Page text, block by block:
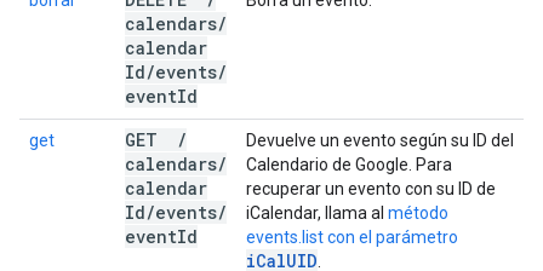
calendars/
calendar
Id/events/
eventId
get GET
/
calendars/
calendar
Id/events/
eventId
Devuelve un evento según su ID del
Calendario de Google. Para
recuperar un evento con su ID de
iCalendar, llama al método
events.list con el parámetro
iCalUID